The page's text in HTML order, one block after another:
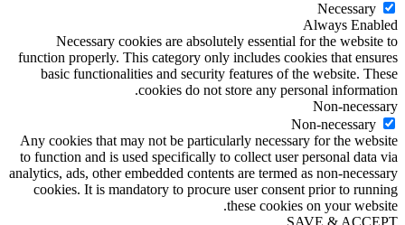
Necessary
Always Enabled
Necessary cookies are absolutely essential for the website to
function properly. This category only includes cookies that ensures
basic functionalities and security features of the website. These
cookies do not store any personal information.
Non-necessary
Non-necessary
Any cookies that may not be particularly necessary for the website
to function and is used specifically to collect user personal data via
analytics, ads, other embedded contents are termed as non-necessary
cookies. It is mandatory to procure user consent prior to running
these cookies on your website.
SAVE & ACCEPT